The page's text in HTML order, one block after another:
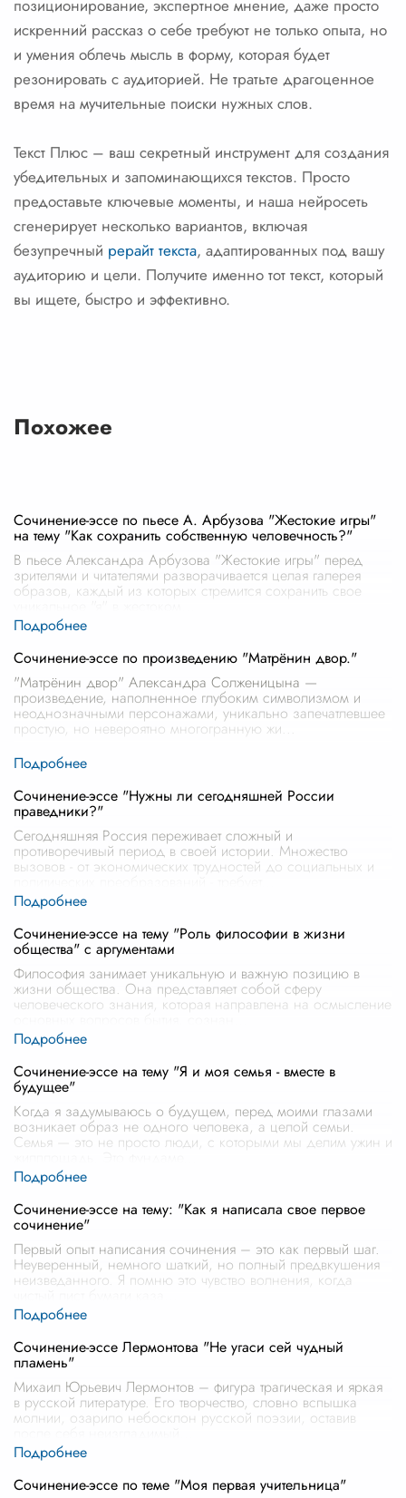
позиционирование, экспертное мнение, даже просто
искренний рассказ о себе требуют не только опыта, но
и умения облечь мысль в форму, которая будет
резонировать с аудиторией. Не тратьте драгоценное
время на мучительные поиски нужных слов.
Текст Плюс – ваш секретный инструмент для создания
убедительных и запоминающихся текстов. Просто
предоставьте ключевые моменты, и наша нейросеть
сгенерирует несколько вариантов, включая
безупречный рерайт текста, адаптированных под вашу
аудиторию и цели. Получите именно тот текст, который
вы ищете, быстро и эффективно.
Похожее
Сочинение-эссе по пьесе А. Арбузова "Жестокие игры"
на тему "Как сохранить собственную человечность?"
В пьесе Александра Арбузова "Жестокие игры" перед
зрителями и читателями разворачивается целая галерея
образов, каждый из которых стремится сохранить свое
Сочинение-эссе по произведению "Матрёнин двор."
"Матрёнин двор" Александра Солженицына —
произведение, наполненное глубоким символизмом и
неоднозначными персонажами, уникально запечатлевшее
простую, но невероятно многогранную жи
Сочинение-эссе "Нужны ли сегодняшней России
праведники?"
Сегодняшняя Россия переживает сложный и
противоречивый период в своей истории. Множество
вызовов - от экономических трудностей до социальных и
Сочинение-эссе на тему "Роль философии в жизни
общества" с аргументами
Философия занимает уникальную и важную позицию в
жизни общества. Она представляет собой сферу
человеческого знания, которая направлена на осмысление
Сочинение-эссе на тему "Я и моя семья - вместе в
будущее"
Когда я задумываюсь о будущем, перед моими глазами
возникает образ не одного человека, а целой семьи.
Семья — это не просто люди, с которыми мы делим ужин и
Сочинение-эссе на тему: "Как я написала свое первое
сочинение"
Первый опыт написания сочинения – это как первый шаг.
Неуверенный, немного шаткий, но полный предвкушения
неизведанного. Я помню это чувство волнения, когда
Сочинение-эссе Лермонтова "Не угаси сей чудный
пламень"
Михаил Юрьевич Лермонтов – фигура трагическая и яркая
в русской литературе. Его творчество, словно вспышка
молнии, озарило небосклон русской поэзии, оставив
Сочинение-эссе по теме "Моя первая учительница"